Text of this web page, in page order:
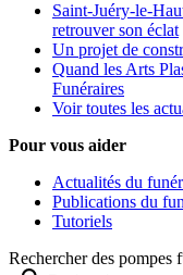
Saint-Juéry-le-
retrouver son éclat
Un projet de
Quand les Arts
Funéraires
Voir toutes les
Pour vous aider
Actualités du
Publications du
Tutoriels
Rechercher des pompes